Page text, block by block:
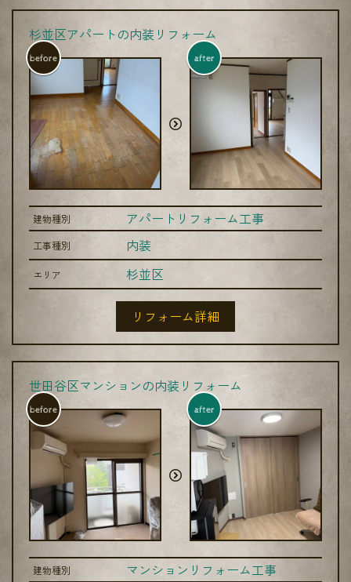
杉並区アパートの内装リフォーム
before after
建物種別 アパートリフォーム工事
工事種別 内装
エリア 杉並区
リフォーム詳細
世田谷区マンションの内装リフォーム
before after
建物種別 マンションリフォーム工事